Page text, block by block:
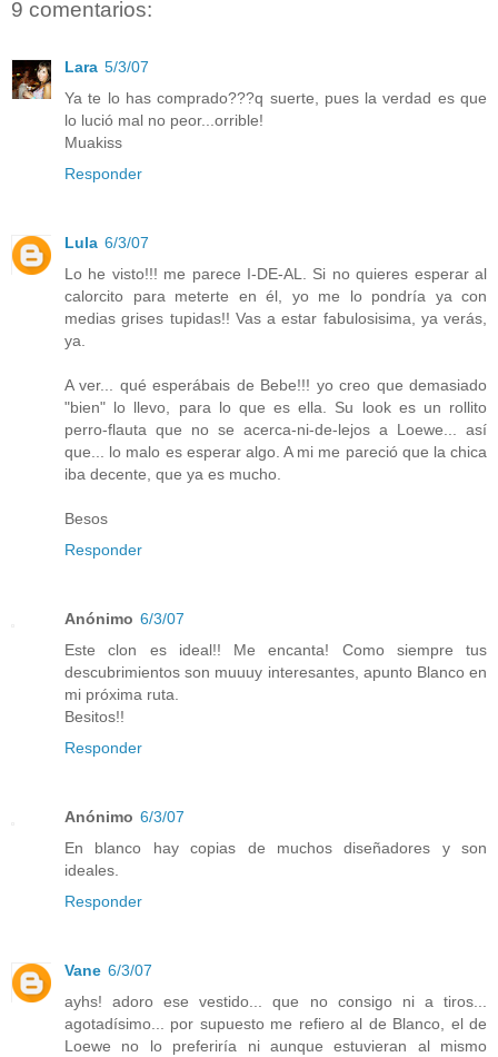
9 comentarios:
Lara 5/3/07
Ya te lo has comprado???q suerte, pues la verdad es que
lo lució mal no peor...orrible!
Muakiss
Responder
Lula 6/3/07
Lo he visto!!! me parece I-DE-AL. Si no quieres esperar al
calorcito para meterte en él, yo me lo pondría ya con
medias grises tupidas!! Vas a estar fabulosisima, ya verás,
ya.
A ver... qué esperábais de Bebe!!! yo creo que demasiado
"bien" lo llevo, para lo que es ella. Su look es un rollito
perro-flauta que no se acerca-ni-de-lejos a Loewe... así
que... lo malo es esperar algo. A mi me pareció que la chica
iba decente, que ya es mucho.
Besos
Responder
Anónimo 6/3/07
Este clon es ideal!! Me encanta! Como siempre tus
descubrimientos son muuuy interesantes, apunto Blanco en
mi próxima ruta.
Besitos!!
Responder
Anónimo 6/3/07
En blanco hay copias de muchos diseñadores y son
ideales.
Responder
Vane 6/3/07
ayhs! adoro ese vestido... que no consigo ni a tiros...
agotadísimo... por supuesto me refiero al de Blanco, el de
Loewe no lo preferiría ni aunque estuvieran al mismo